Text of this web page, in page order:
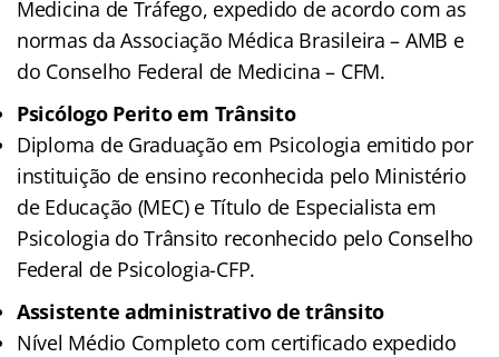
Medicina de Tráfego, expedido de acordo com as
normas da Associação Médica Brasileira – AMB e
do Conselho Federal de Medicina – CFM.
Psicólogo Perito em Trânsito
Diploma de Graduação em Psicologia emitido por
instituição de ensino reconhecida pelo Ministério
de Educação (MEC) e Título de Especialista em
Psicologia do Trânsito reconhecido pelo Conselho
Federal de Psicologia-CFP.
Assistente administrativo de trânsito
Nível Médio Completo com certificado expedido